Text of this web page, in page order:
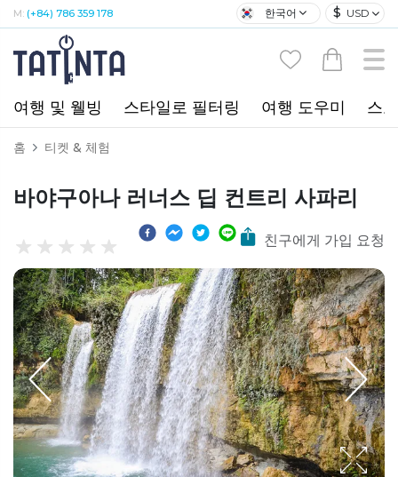
M: (+84) 786 359 178 한국어 $ USD
여행 및 웰빙 스타일로 필터링 여행 도우미 스
홈 티켓 & 체험
바야구아나 러너스 딥 컨트리 사파리
친구에게 가입 요청